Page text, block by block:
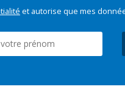
et autorise que mes